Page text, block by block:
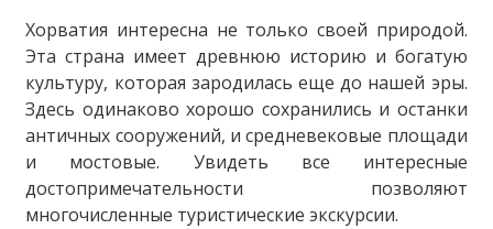
Хорватия интересна не только своей природой.
Эта страна имеет древнюю историю и богатую
культуру, которая зародилась еще до нашей эры.
Здесь одинаково хорошо сохранились и останки
античных сооружений, и средневековые площади
и мостовые. Увидеть все интересные
достопримечательности позволяют
многочисленные туристические экскурсии.